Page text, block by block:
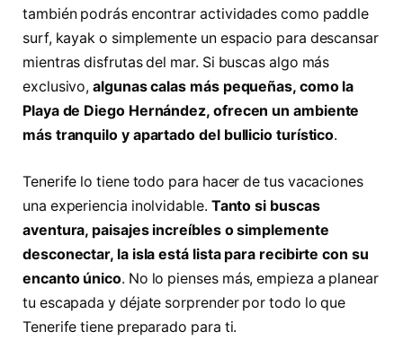
también podrás encontrar actividades como paddle
surf, kayak o simplemente un espacio para descansar
mientras disfrutas del mar. Si buscas algo más
exclusivo,algunas calas más pequeñas, como la
Playa de Diego Hernández, ofrecen un ambiente
más tranquilo y apartado del bullicio turístico.
Tenerife lo tiene todo para hacer de tus vacaciones
una experiencia inolvidable. Tanto si buscas
aventura, paisajes increíbles o simplemente
desconectar, la isla está lista para recibirte con su
encanto único. No lo pienses más, empieza a planear
tu escapada y déjate sorprender por todo lo que
Tenerife tiene preparado para ti.